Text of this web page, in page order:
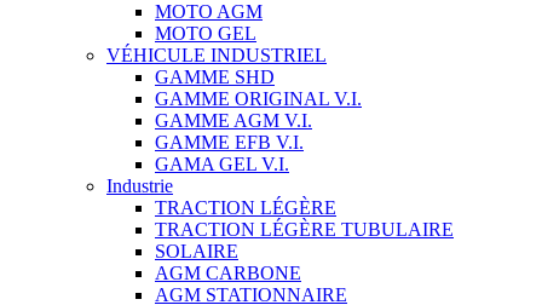
MOTO AGM
MOTO GEL
VÉHICULE INDUSTRIEL
GAMME SHD
GAMME ORIGINAL V.I.
GAMME AGM V.I.
GAMME EFB V.I.
GAMA GEL V.I.
Industrie
TRACTION LÉGÈRE
TRACTION LÉGÈRE TUBULAIRE
SOLAIRE
AGM CARBONE
AGM STATIONNAIRE